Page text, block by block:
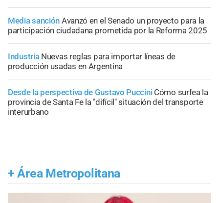
Media sanción Avanzó en el Senado un proyecto para la
participación ciudadana prometida por la Reforma 2025
Industria Nuevas reglas para importar líneas de
producción usadas en Argentina
Desde la perspectiva de Gustavo Puccini Cómo surfea la
provincia de Santa Fe la "difícil" situación del transporte
interurbano
+ Área Metropolitana